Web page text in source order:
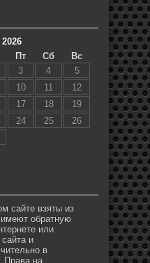
Пт Сб
Вс
3 4
5
10 11
12
17 18
19
24 25
26
сайте взяты из
обратную
или
и
в
Права на